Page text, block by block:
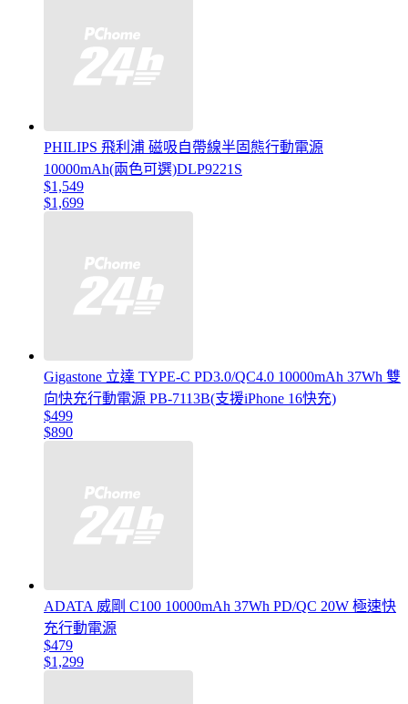
PHILIPS 飛利浦 磁吸自帶線半固態行動電源
10000mAh(兩色可選)DLP9221S
$1,549
$1,699
Gigastone 立達 TYPE-C PD3.0/QC4.0 10000mAh 37Wh 雙
向快充行動電源 PB-7113B(支援iPhone 16快充)
$499
$890
ADATA 威剛 C100 10000mAh 37Wh PD/QC 20W 極速快
充行動電源
$479
$1,299